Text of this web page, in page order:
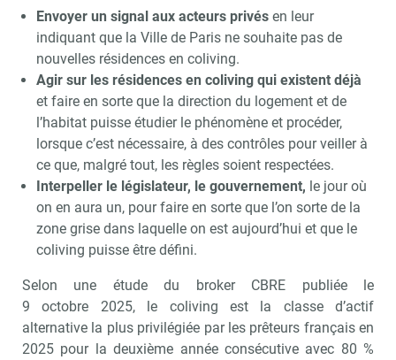
Envoyer un signal aux acteurs privésen leur
indiquant que la Ville de Paris ne souhaite pas de
nouvelles résidences en coliving.
Agir sur les résidences en coliving qui existent déjà
et faire en sorte que la direction du logement et de
l’habitat puisse étudier le phénomène et procéder,
lorsque c’est nécessaire, à des contrôles pour veiller à
ce que, malgré tout, les règles soient respectées.
Interpeller le législateur, le gouvernement, le jour où
on en aura un, pour faire en sorte que l’on sorte de la
zone grise dans laquelle on est aujourd’hui et que le
coliving puisse être défini.
Selon une étude du broker CBRE publiée le
9 octobre 2025, le coliving est la classe d’actif
alternative la plus privilégiée par les prêteurs français en
2025 pour la deuxième année consécutive avec 80 %